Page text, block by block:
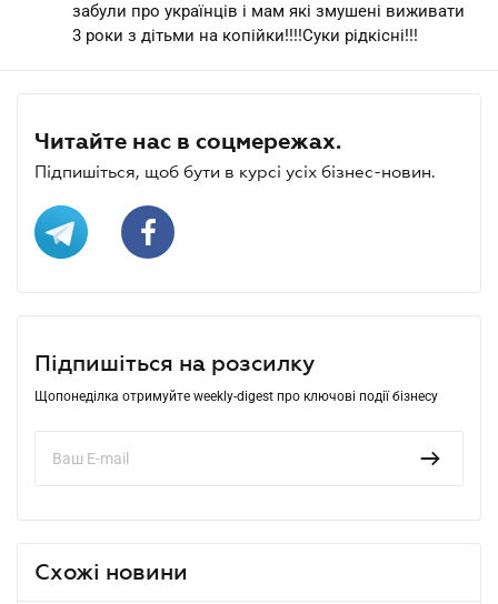
забули про українців і мам які змушені виживати
3 роки з дітьми на копійки!!!!Суки рідкісні!!!
Читайте нас в соцмережах.
Підпишіться, щоб бути в курсі усіх бізнес-новин.
Підпишіться на розсилку
Щопонеділка отримуйте weekly-digest про ключові події бізнесу
Схожі новини